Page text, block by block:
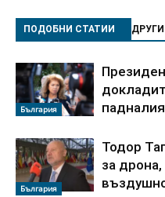
ПОДОБНИ СТАТИИ
България
България
Тодор
за